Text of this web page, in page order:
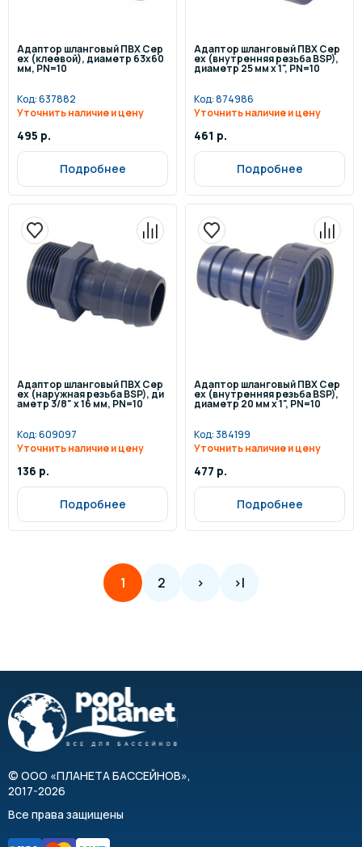
Адаптор шланговый ПВХ Cep
ex (клеевой), диаметр 63x60
мм, PN=10
Код:637882
Уточнить наличие и цену
495 р.
Подробнее
Адаптор шланговый ПВХ Cep
ex (внутренняя резьба BSP),
диаметр 25 мм x 1", PN=10
Код:874986
Уточнить наличие и цену
461 р.
Подробнее
Адаптор шланговый ПВХ Cep
ex (наружная резьба BSP), ди
аметр 3/8" x 16 мм, PN=10
Код:609097
Уточнить наличие и цену
136 р.
Подробнее
Адаптор шланговый ПВХ Cep
ex (внутренняя резьба BSP),
диаметр 20 мм x 1", PN=10
Код:384199
Уточнить наличие и цену
477 р.
Подробнее
1 2 > >|
© ООО «ПЛАНЕТА БАССЕЙНОВ»,
2017-2026
Все права защищены